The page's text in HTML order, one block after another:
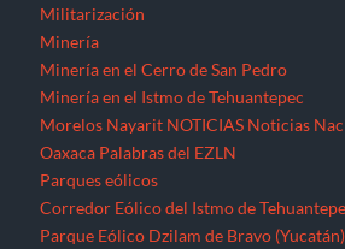
Proyecto Integral Morelos (PIM)
Proyectos Hídricos
Acueducto El Realito (SLP)
Acueducto Independencia (Sonora)
Acueducto Río San Pedro (Guerrero)
Hidroeléctrica La Parota (Guerrero)
Hidroeléctrica Las Cruces (Nayarit)
Hidroeléctrica Paso de la Reina (Oaxaca)
Hidroeléctrica Paso de la Reina (Oaxaca)